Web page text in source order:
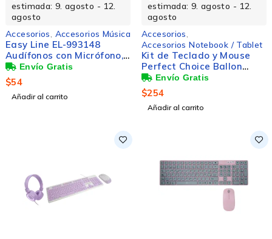
estimada: 9. agosto - 12.
agosto
Accesorios Accesorios Música
Easy Line EL-993148
Audífonos con Micrófono,
Alámbrico, Negro
$54
Añadir al carrito
estimada: 9. agosto - 12.
agosto
Accesorios
Accesorios Notebook / Tablet
Kit de Teclado y Mouse
Perfect Choice Ballon
para Niños, Inalámbrico,
Azul (Español)
$254
Añadir al carrito